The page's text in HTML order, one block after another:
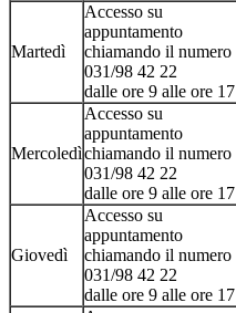
Martedì
Accesso su
appuntamento
chiamando il numero
031/98 42 22
dalle ore 9 alle ore 17
Mercoledì
Accesso su
appuntamento
chiamando il numero
031/98 42 22
dalle ore 9 alle ore 17
Giovedì
Accesso su
appuntamento
chiamando il numero
031/98 42 22
dalle ore 9 alle ore 17